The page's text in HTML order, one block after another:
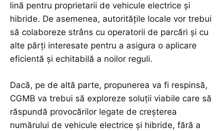
lină pentru proprietarii de vehicule electrice și
hibride. De asemenea, autoritățile locale vor trebui
să colaboreze strâns cu operatorii de parcări și cu
alte părți interesate pentru a asigura o aplicare
eficientă și echitabilă a noilor reguli.
Dacă, pe de altă parte, propunerea va fi respinsă,
CGMB va trebui să exploreze soluții viabile care să
răspundă provocărilor legate de creșterea
numărului de vehicule electrice și hibride, fără a